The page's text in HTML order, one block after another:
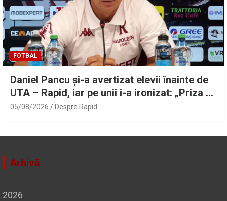
FOTBAL
Daniel Pancu și-a avertizat elevii înainte de
UTA – Rapid, iar pe unii i-a ironizat: „Priza nu
a avut curent” | Sport.ro
05/08/2026 Despre Rapid
Arhivă
2026